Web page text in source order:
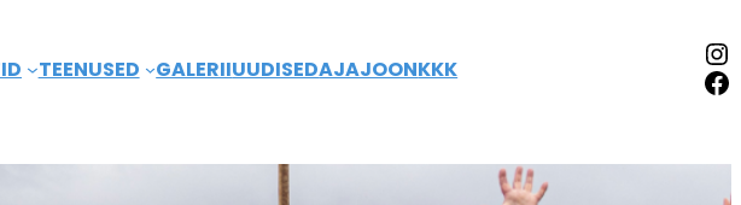
TEENUSED GALERIIUUDISEDAJAJOONKKK